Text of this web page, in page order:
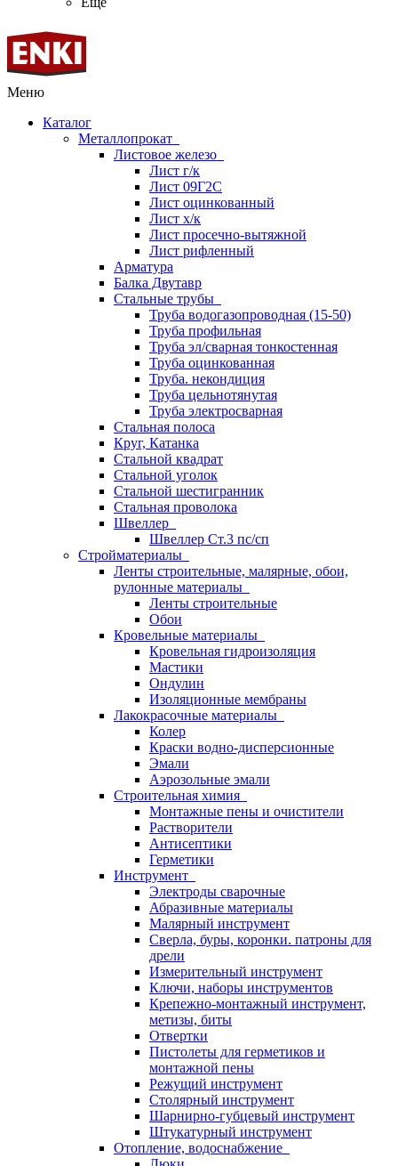
Меню
Каталог
Металлопрокат
Листовое железо
Лист г/к
Лист 09Г2С
Лист оцинкованный
Лист х/к
Лист просечно-вытяжной
Лист рифленный
Арматура
Балка Двутавр
Стальные трубы
Труба водогазопроводная (15-50)
Труба профильная
Труба эл/сварная тонкостенная
Труба оцинкованная
Труба. некондиция
Труба цельнотянутая
Труба электросварная
Стальная полоса
Круг, Катанка
Стальной квадрат
Стальной уголок
Стальной шестигранник
Стальная проволока
Швеллер
Швеллер Ст.3 пс/сп
Стройматериалы
Ленты строительные, малярные, обои,
рулонные материалы
Ленты строительные
Обои
Кровельные материалы
Кровельная гидроизоляция
Мастики
Ондулин
Изоляционные мембраны
Лакокрасочные материалы
Колер
Краски водно-дисперсионные
Эмали
Аэрозольные эмали
Строительная химия
Монтажные пены и очистители
Растворители
Антисептики
Герметики
Инструмент
Электроды сварочные
Абразивные материалы
Малярный инструмент
Сверла, буры, коронки. патроны для
дрели
Измерительный инструмент
Ключи, наборы инструментов
Крепежно-монтажный инструмент,
метизы, биты
Отвертки
Пистолеты для герметиков и
монтажной пены
Режущий инструмент
Столярный инструмент
Шарнирно-губцевый инструмент
Штукатурный инструмент
Отопление, водоснабжение